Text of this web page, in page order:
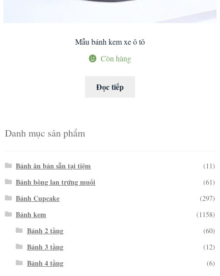
Mẫu bánh kem xe ô tô
Còn hàng
Đọc tiếp
Danh mục sản phẩm
Bánh ăn bán sẵn tại tiệm (11)
Bánh bông lan trứng muối (61)
Bánh Cupcake (297)
Bánh kem (1158)
Bánh 2 tầng (60)
Bánh 3 tầng (12)
Bánh 4 tầng (6)